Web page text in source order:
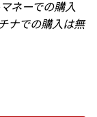
ネーでの購入
ナでの購入は無